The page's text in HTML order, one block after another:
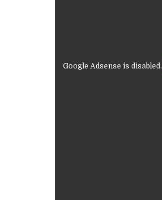
Google Adsense is disabled.